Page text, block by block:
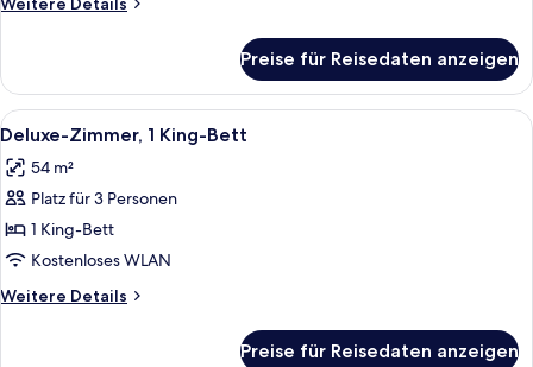
anzeigen
1 King-
Bett
(Garden)
Preise für Reisedaten anzeigen
Alle
Fotos
für
Deluxe-
Zimmer,
1 King-
Bett
anzeigen
Ein modernes Hotelzimmer mit
7
Deluxe-Zimmer, 1 King-Bett
54 m²
Platz für 3 Personen
1 King-Bett
Kostenloses WLAN
Weitere Details
Weitere
Preise für Reisedaten anzeigen